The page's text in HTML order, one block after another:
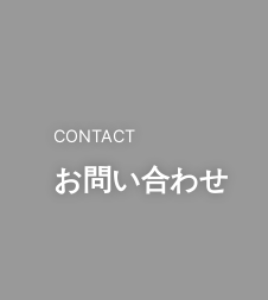
CONTACT
お問い合わせ